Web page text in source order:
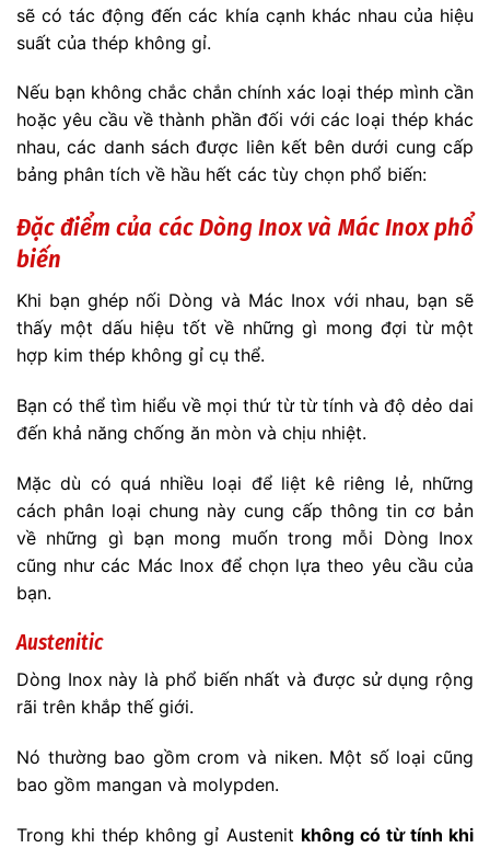
sẽ có tác động đến các khía cạnh khác nhau của hiệu
suất của thép không gỉ.
Nếu bạn không chắc chắn chính xác loại thép mình cần
hoặc yêu cầu về thành phần đối với các loại thép khác
nhau, các danh sách được liên kết bên dưới cung cấp
bảng phân tích về hầu hết các tùy chọn phổ biến:
Đặc điểm của các Dòng Inox và Mác Inox phổ
biến
Khi bạn ghép nối Dòng và Mác Inox với nhau, bạn sẽ
thấy một dấu hiệu tốt về những gì mong đợi từ một
hợp kim thép không gỉ cụ thể.
Bạn có thể tìm hiểu về mọi thứ từ từ tính và độ dẻo dai
đến khả năng chống ăn mòn và chịu nhiệt.
Mặc dù có quá nhiều loại để liệt kê riêng lẻ, những
cách phân loại chung này cung cấp thông tin cơ bản
về những gì bạn mong muốn trong mỗi Dòng Inox
cũng như các Mác Inox để chọn lựa theo yêu cầu của
bạn.
Austenitic
Dòng Inox này là phổ biến nhất và được sử dụng rộng
rãi trên khắp thế giới.
Nó thường bao gồm crom và niken. Một số loại cũng
bao gồm mangan và molypden.
Trong khi thép không gỉ Austenit không có từ tính khi